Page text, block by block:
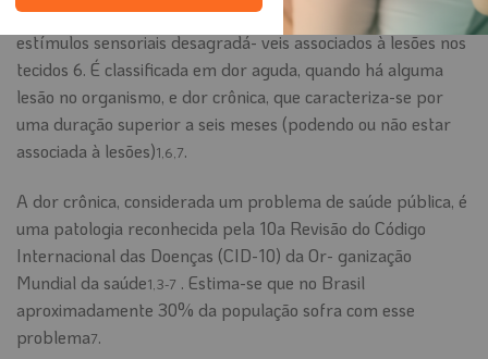
Estudos da Dor (IASP) como uma experiência que envia
estímulos sensoriais desagradá- veis associados à lesões nos
tecidos 6. É classificada em dor aguda, quando há alguma
lesão no organismo, e dor crônica, que caracteriza-se por
uma duração superior a seis meses (podendo ou não estar
associada à lesões)1,6,7.
A dor crônica, considerada um problema de saúde pública, é
uma patologia reconhecida pela 10a Revisão do Código
Internacional das Doenças (CID-10) da Or- ganização
Mundial da saúde1,3-7 . Estima-se que no Brasil
aproximadamente 30% da população sofra com esse
problema7.